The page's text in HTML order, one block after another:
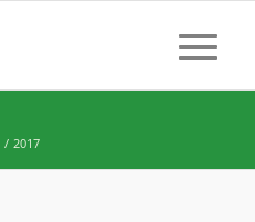
/ 2017